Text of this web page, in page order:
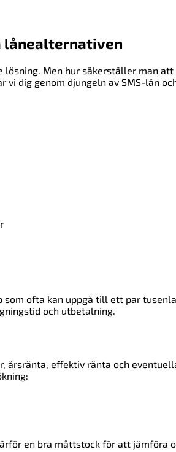
lånealternativen
lösning. Men hur säkerställer man att
dig genom djungeln av SMS-lån
ofta kan uppgå till ett par
och utbetalning.
årsränta, effektiv ränta och
en bra måttstock för att jämföra